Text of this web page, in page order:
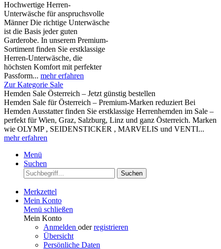
Hochwertige Herren-
Unterwäsche für anspruchsvolle
Männer Die richtige Unterwäsche
ist die Basis jeder guten
Garderobe. In unserem Premium-
Sortiment finden Sie erstklassige
Herren-Unterwäsche, die
höchsten Komfort mit perfekter
Passform... mehr erfahren
Zur Kategorie Sale
Hemden Sale Österreich – Jetzt günstig bestellen
Hemden Sale für Österreich – Premium-Marken reduziert Bei
Hemden Ausstatter finden Sie erstklassige Herrenhemden im Sale –
perfekt für Wien, Graz, Salzburg, Linz und ganz Österreich. Marken
wie OLYMP , SEIDENSTICKER , MARVELIS und VENTI...
mehr erfahren
Menü
Suchen
Suchen
Merkzettel
Mein Konto
Menü schließen
Mein Konto
Anmelden oderregistrieren
Übersicht
Persönliche Daten